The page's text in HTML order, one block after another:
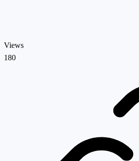
Views
180